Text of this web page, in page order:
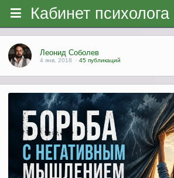
Кабинет
Леонид Соболев
4 янв. 2018 · 45 публикаций